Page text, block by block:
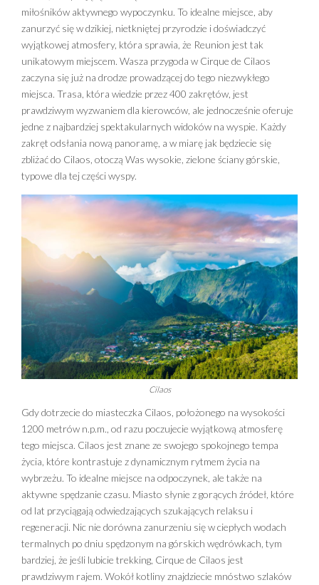
miłośników aktywnego wypoczynku. To idealne miejsce, aby
zanurzyć się w dzikiej, nietkniętej przyrodzie i doświadczyć
wyjątkowej atmosfery, która sprawia, że Reunion jest tak
unikatowym miejscem. Wasza przygoda w Cirque de Cilaos
zaczyna się już na drodze prowadzącej do tego niezwykłego
miejsca. Trasa, która wiedzie przez 400 zakrętów, jest
prawdziwym wyzwaniem dla kierowców, ale jednocześnie oferuje
jedne z najbardziej spektakularnych widoków na wyspie. Każdy
zakręt odsłania nową panoramę, a w miarę jak będziecie się
zbliżać do Cilaos, otoczą Was wysokie, zielone ściany górskie,
typowe dla tej części wyspy.
Cilaos
Gdy dotrzecie do miasteczka Cilaos, położonego na wysokości
1200 metrów n.p.m., od razu poczujecie wyjątkową atmosferę
tego miejsca. Cilaos jest znane ze swojego spokojnego tempa
życia, które kontrastuje z dynamicznym rytmem życia na
wybrzeżu. To idealne miejsce na odpoczynek, ale także na
aktywne spędzanie czasu. Miasto słynie z gorących źródeł, które
od lat przyciągają odwiedzających szukających relaksu i
regeneracji. Nic nie dorówna zanurzeniu się w ciepłych wodach
termalnych po dniu spędzonym na górskich wędrówkach, tym
bardziej, że jeśli lubicie trekking, Cirque de Cilaos jest
prawdziwym rajem. Wokół kotliny znajdziecie mnóstwo szlaków